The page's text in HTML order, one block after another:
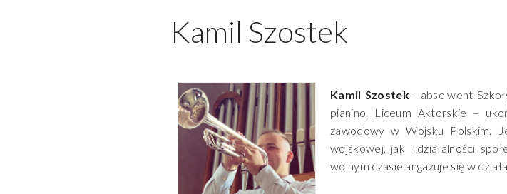
Kamil Szostek
Kamil Szostek - absolwent
pianino. Liceum Aktorskie –
zawodowy w Wojsku Polskim.
wojskowej, jak i działalności
wolnym czasie angażuje się w